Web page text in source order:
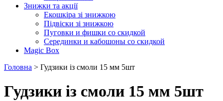
Знижки та акції
Екошкіра зі знижкою
Підвіски зі знижкою
Пуговки и фишки со скидкой
Серединки и кабошоны со скидкой
Magic Box
Головна > Гудзики із смоли 15 мм 5шт
Гудзики із смоли 15 мм 5шт